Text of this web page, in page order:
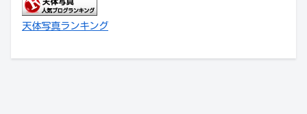
天体写真ランキング